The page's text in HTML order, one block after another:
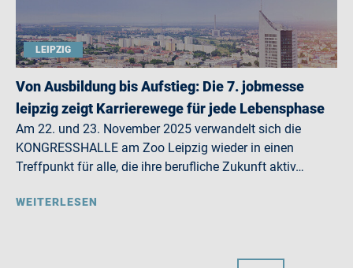
LEIPZIG
Von Ausbildung bis Aufstieg: Die 7. jobmesse
leipzig zeigt Karrierewege für jede Lebensphase
Am 22. und 23. November 2025 verwandelt sich die
KONGRESSHALLE am Zoo Leipzig wieder in einen
Treffpunkt für alle, die ihre berufliche Zukunft aktiv…
WEITERLESEN